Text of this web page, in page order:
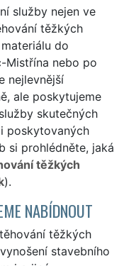
služby nejen ve
těžkých
do
Mistřína nebo po
nejlevnější
ale poskytujeme
skutečných
poskytovaných
si prohlédněte, jaká
těžkých
).
NABÍDNOUT
těžkých
stavebního